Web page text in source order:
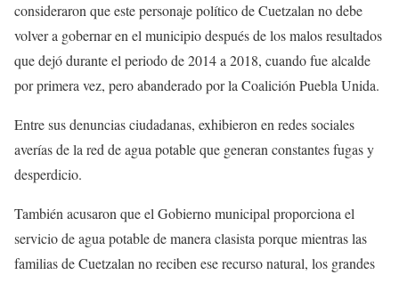
consideraron que este personaje político de Cuetzalan no debe
volver a gobernar en el municipio después de los malos resultados
que dejó durante el periodo de 2014 a 2018, cuando fue alcalde
por primera vez, pero abanderado por la Coalición Puebla Unida.
Entre sus denuncias ciudadanas, exhibieron en redes sociales
averías de la red de agua potable que generan constantes fugas y
desperdicio.
También acusaron que el Gobierno municipal proporciona el
servicio de agua potable de manera clasista porque mientras las
familias de Cuetzalan no reciben ese recurso natural, los grandes